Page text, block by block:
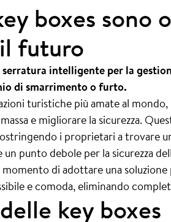
boxes sono
futuro
intelligente per la
di smarrimento o furto.
turistiche più amate al
e migliorare la sicurezza.
i proprietari a trovare
punto debole per la sicurezza
di adottare una soluzione
e comoda, eliminando
key boxes